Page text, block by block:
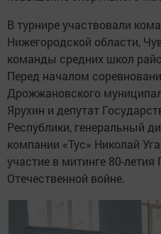
В турнире участвовали
Нижегородской области,
команды средних школ
Перед началом
Дрожжановского
Ярухин и депутат
Республики, генеральный
компании «Тус» Николай
участие в митинге 80-
Отечественной войне.